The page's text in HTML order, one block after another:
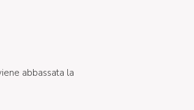
abbassata la